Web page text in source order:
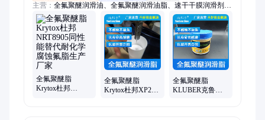
主营： 全氟聚醚润滑油、全氟聚醚润滑油脂、速干干膜润滑剂、
耐化学腐蚀氟素脂、抗咬合防卡剂、高真空密封硅脂、电子氟化
冷却液、航空润滑油脂、疏水涂层涂料、-70至1400度润滑油
脂、一比一平替进口品牌系列油脂、轴承润滑油脂、齿轮润滑油
脂、螺丝螺栓润滑油脂
全氟聚醚脂
Krytox杜邦
全氟聚醚脂
Krytox杜邦XP2A1
全氟聚醚脂
KLUBER克鲁勃